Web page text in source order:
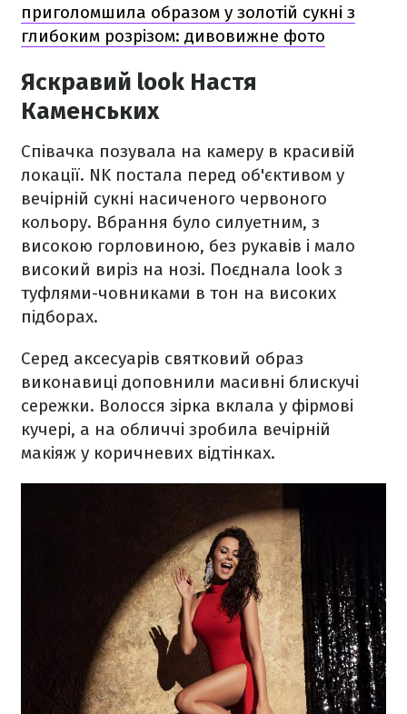
приголомшила образом у золотій сукні з
глибоким розрізом: дивовижне фото
Яскравий look Настя
Каменських
Співачка позувала на камеру в красивій
локації. NK постала перед об'єктивом у
вечірній сукні насиченого червоного
кольору. Вбрання було силуетним, з
високою горловиною, без рукавів і мало
високий виріз на нозі. Поєднала look з
туфлями-човниками в тон на високих
підборах.
Серед аксесуарів святковий образ
виконавиці доповнили масивні блискучі
сережки. Волосся зірка вклала у фірмові
кучері, а на обличчі зробила вечірній
макіяж у коричневих відтінках.